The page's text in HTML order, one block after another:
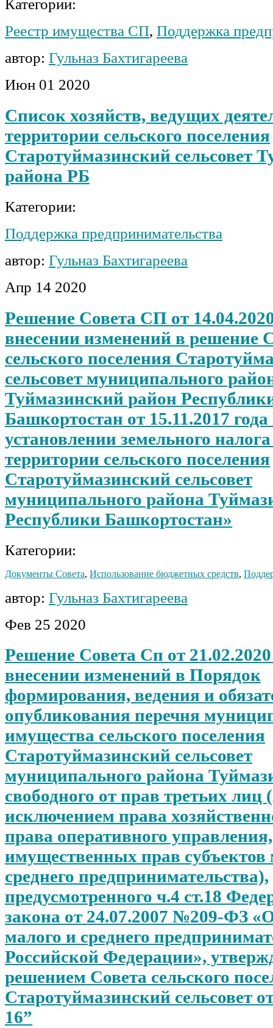
Категории:
Реестр имущества СП, Поддержка
автор: Гульназ Бахтигареева
Июн 01 2020
Список хозяйств, ведущих
территории сельского поселения
Старотуймазинский сельсовет
района РБ
Категории:
Поддержка предпринимательства
автор: Гульназ Бахтигареева
Апр 14 2020
Решение Совета СП от
внесении изменений в решение
сельского поселения
сельсовет муниципального
Туймазинский район
Башкортостан от 15.11.2017
установлении земельного
территории сельского поселения
Старотуймазинский сельсовет
муниципального района
Республики Башкортостан»
Категории:
Документы Совета, Использование бюджетных средств,
автор: Гульназ Бахтигареева
Фев 25 2020
Решение Совета Сп от
внесении изменений в Порядок
формирования, ведения и
опубликования перечня
имущества сельского поселения
Старотуймазинский сельсовет
муниципального района
свободного от прав третьих лиц
исключением права
права оперативного
имущественных прав субъектов
среднего предпринимательства),
предусмотренного ч.4 ст.18
закона от 24.07.2007 №209-ФЗ
малого и среднего
Российской Федерации»,
решением Совета сельского
Старотуймазинский сельсовет
16”